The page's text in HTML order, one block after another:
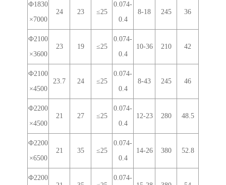
Ф1830
×7000
24 23 ≤25
0.074-
0.4
8-18 245 36
Ф2100
×3600
23 19 ≤25
0.074-
0.4
10-36 210 42
Ф2100
×4500
23.7 24 ≤25
0.074-
0.4
8-43 245 46
Ф2200
×4500
21 27 ≤25
0.074-
0.4
12-23 280 48.5
Ф2200
×6500
21 35 ≤25
0.074-
0.4
14-26 380 52.8
Ф2200
0.074-